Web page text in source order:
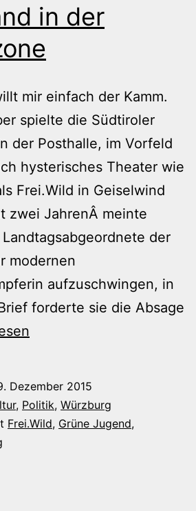
in der
mir einfach der Kamm.
spielte die Südtiroler
der Posthalle, im Vorfeld
hysterisches Theater wie
Frei.Wild in Geiselwind
zwei JahrenÂ meinte
der
modernen
aufzuschwingen, in
forderte sie die Absage
Dezember 2015
, Politik, Würzburg
Frei.Wild, Grüne Jugend,